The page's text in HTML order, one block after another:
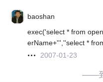
baoshan
exec('select * from
erName+''',''select *
2007-01-23
——